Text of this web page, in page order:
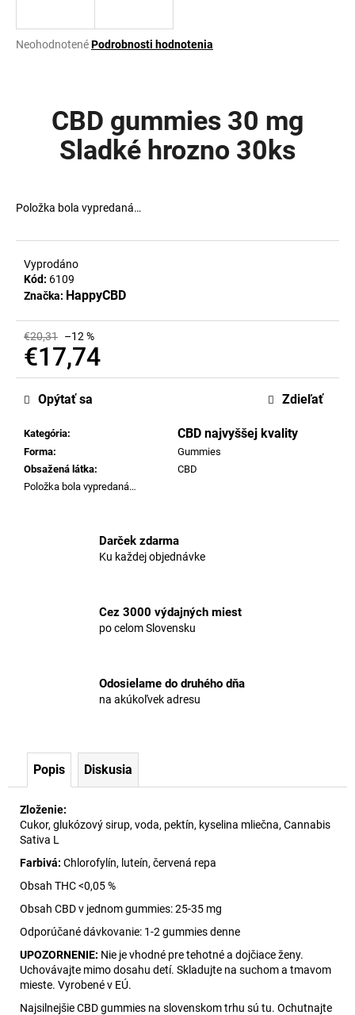
Priemerné
hviezdičiek.
NeohodnotenéPodrobnosti hodnotenia
CBD gummies 30 mg
Sladké hrozno 30ks
Položka bola vypredaná…
Vyprodáno
Kód: 6109
Značka: HappyCBD
€20,31 –12 %
€17,74
Jednotková
Kategória: CBD najvyššej kvality
Forma:
Gummies
Obsažená látka:
CBD
Položka bola vypredaná…
Opýtať sa Zdieľať
Darček zdarma
Ku každej objednávke
Cez 3000 výdajných miest
po celom Slovensku
Odosielame do druhého dňa
na akúkoľvek adresu
Popis Diskusia
Zloženie:
Cukor, glukózový sirup, voda, pektín, kyselina mliečna, Cannabis
Sativa L
Farbivá: Chlorofylín, luteín, červená repa
Obsah THC <0,05 %
Obsah CBD v jednom gummies: 25-35 mg
Odporúčané dávkovanie: 1-2 gummies denne
UPOZORNENIE: Nie je vhodné pre tehotné a dojčiace ženy.
Uchovávajte mimo dosahu detí. Skladujte na suchom a tmavom
mieste. Vyrobené v EÚ.
Najsilnejšie CBD gummies na slovenskom trhu sú tu. Ochutnajte
j
d
p
o
r
ú
a
m
MARY
JUANA